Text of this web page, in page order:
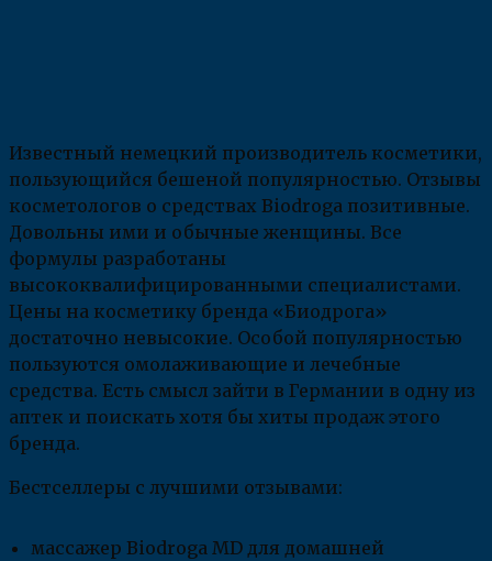
Известный немецкий производитель косметики,
пользующийся бешеной популярностью. Отзывы
косметологов о средствах Biodroga позитивные.
Довольны ими и обычные женщины. Все
формулы разработаны
высококвалифицированными специалистами.
Цены на косметику бренда «Биодрога»
достаточно невысокие. Особой популярностью
пользуются омолаживающие и лечебные
средства. Есть смысл зайти в Германии в одну из
аптек и поискать хотя бы хиты продаж этого
бренда.
Бестселлеры с лучшими отзывами:
массажер Biodroga MD для домашней